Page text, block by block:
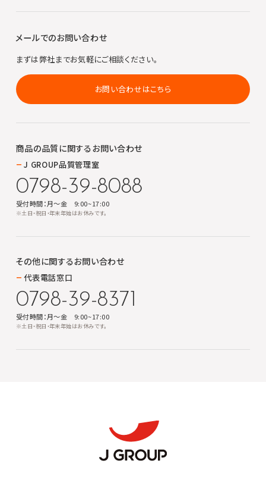
メールでのお問い合わせ
まずは弊社までお気軽にご相談ください。
お問い合わせはこちら
商品の品質に関するお問い合わせ
J GROUP品質管理室
0798-39-8088
受付時間：月～金 9:00~17:00
※土日・祝日・年末年始はお休みです。
その他に関するお問い合わせ
代表電話窓口
0798-39-8371
受付時間：月～金 9:00~17:00
※土日・祝日・年末年始はお休みです。